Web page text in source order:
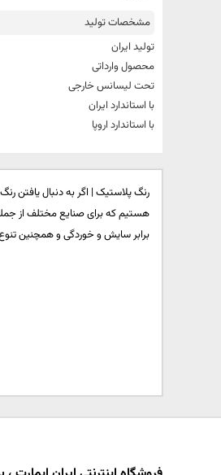
مشخصات تولید
تولید ایران
محصول وارداتی
تحت لیسانس خارجی
با استاندارد ایران
با استاندارد اروپا
رنگ پلاستیک | اگر به دنبال یافتن
هستیم که برای صنایع مختلف از
برابر سایش و خوردگی و همچنین تنوع